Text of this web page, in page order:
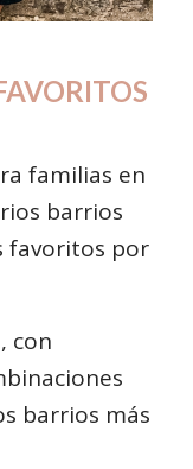
familias en
barrios
favoritos por
con
barrios más